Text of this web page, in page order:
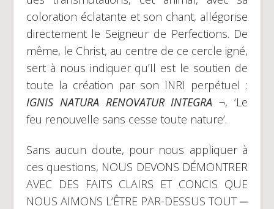
coloration éclatante et son chant, allégorise
directement le Seigneur de Perfections. De
même, le Christ, au centre de ce cercle igné,
sert à nous indiquer qu’Il est le soutien de
toute la création par son INRI perpétuel :
IGNIS NATURA RENOVATUR INTEGRA¬, ‘Le
feu renouvelle sans cesse toute nature’.
Sans aucun doute, pour nous appliquer à
ces questions, NOUS DEVONS DÉMONTRER
AVEC DES FAITS CLAIRS ET CONCIS QUE
NOUS AIMONS L’ÊTRE PAR-DESSUS TOUT ─